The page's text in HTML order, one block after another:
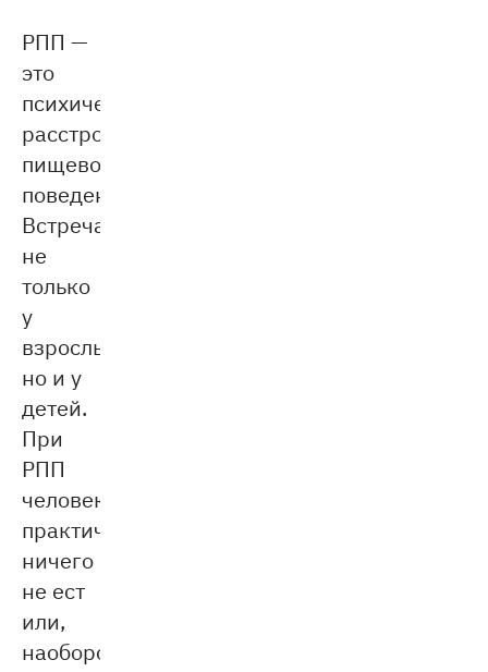
РПП —
это
психическое
расстройство
пищевого
поведения.
Встречается
не
только
у
взрослых,
но и у
детей.
При
РПП
человек
практически
ничего
не ест
или,
наоборот,